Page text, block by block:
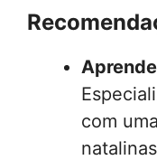
com